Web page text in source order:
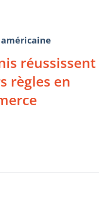
réussissent
règles en